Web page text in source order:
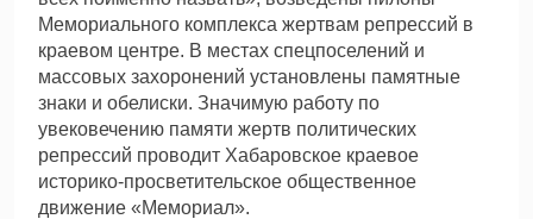
Мемориального комплекса жертвам репрессий в
краевом центре. В местах спецпоселений и
массовых захоронений установлены памятные
знаки и обелиски. Значимую работу по
увековечению памяти жертв политических
репрессий проводит Хабаровское краевое
историко-просветительское общественное
движение «Мемориал».